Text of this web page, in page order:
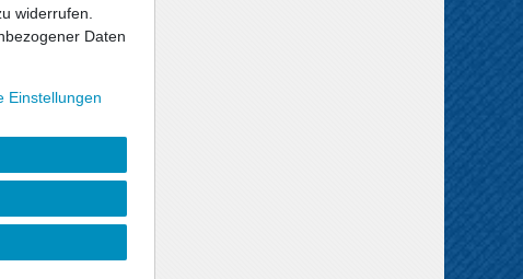
widerrufen.
Daten
Einstellungen